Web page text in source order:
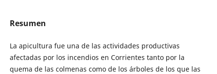
Resumen
La apicultura fue una de las actividades productivas
afectadas por los incendios en Corrientes tanto por la
quema de las colmenas como de los árboles de los que las